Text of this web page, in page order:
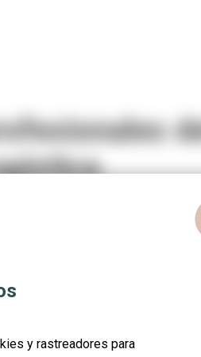
! ⭐
y rastreadores para